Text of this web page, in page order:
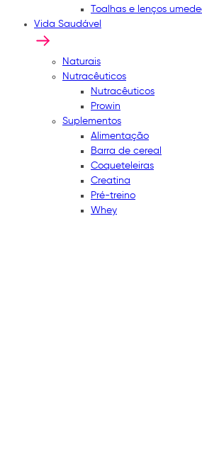
Toalhas e lenços
Vida Saudável
Naturais
Nutracêuticos
Nutracêuticos
Prowin
Suplementos
Alimentação
Barra de cereal
Coqueteleiras
Creatina
Pré-treino
Whey